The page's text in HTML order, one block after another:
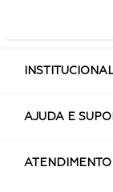
AJUDA E
ATENDIMENTO